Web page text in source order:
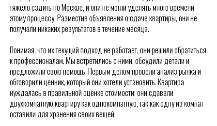
тяжело ездить по Москве, и они не могли уделять много времени
этому процессу. Разместив объявления о сдаче квартиры, они не
получали никаких результатов в течение месяца.
Понимая, что их текущий подход не работает, они решили обратиться
к профессионалам. Мы встретились с ними, обсудили детали и
предложили свою помощь. Первым делом провели анализ рынка и
обговорили ценник, который они хотели установить. Квартира
нуждалась в правильной оценке стоимости: они сдавали
двухкомнатную квартиру как однокомнатную, так как одну из комнат
оставили для хранения своих вещей.